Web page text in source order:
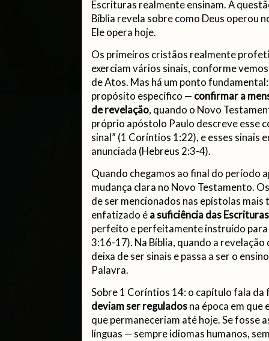
Escrituras realmente ensinam. A
Bíblia revela sobre como Deus operou
Ele opera hoje.
Os primeiros cristãos realmente
exerciam vários sinais, conforme
de Atos. Mas há um ponto
propósito específico — confirmar a
de revelação, quando o Novo
próprio apóstolo Paulo descreve esse
sinal” (1 Coríntios 1:22), e esses sinais
anunciada (Hebreus 2:3-4).
Quando chegamos ao final do período
mudança clara no Novo Testamento.
de ser mencionados nas epístolas mais
enfatizado éa suficiência das Escrituras
perfeito e perfeitamente instruído
3:16-17). Na Bíblia, quando a
deixa de ser sinais e passa a ser o
Palavra.
Sobre 1 Coríntios 14: o capítulo fala da
deviam ser reguladosna época em que
que permaneceriam até hoje. Se fosse
línguas — sempre idiomas humanos,